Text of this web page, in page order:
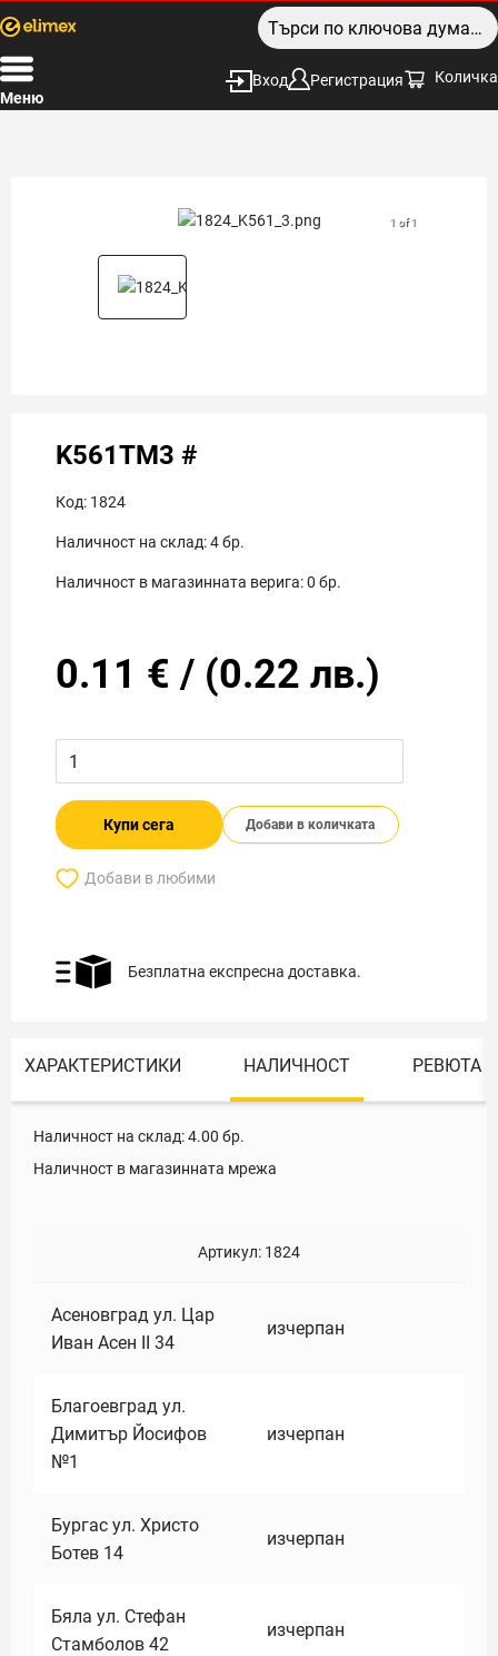
Меню
Вход Регистрация Количка
1 of 1
K561ТМ3 #
Код: 1824
Наличност на склад:4бр.
Наличност в магазинната верига:0 бр.
0.11 € / (0.22 лв.)
Купи сега Добави в количката
Добави в любими
Безплатна експресна доставка.
ХАРАКТЕРИСТИКИ НАЛИЧНОСТ РЕВЮТА
Наличност на склад:4.00 бр.
Наличност в магазинната мрежа
Артикул: 1824
Асеновград ул. Цар
Иван Асен II 34
изчерпан
Благоевград ул.
Димитър Йосифов
№1
изчерпан
Бургас ул. Христо
Ботев 14
изчерпан
Бяла ул. Стефан
Стамболов 42
изчерпан